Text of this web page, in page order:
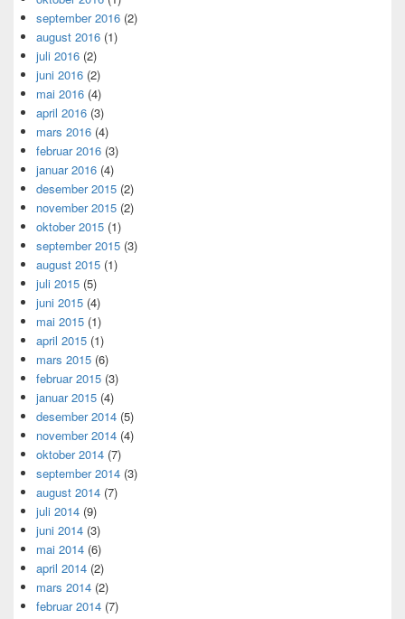
september 2016 (2)
august 2016 (1)
juli 2016 (2)
juni 2016 (2)
mai 2016 (4)
april 2016 (3)
mars 2016 (4)
februar 2016 (3)
januar 2016 (4)
desember 2015 (2)
november 2015 (2)
oktober 2015 (1)
september 2015 (3)
august 2015 (1)
juli 2015 (5)
juni 2015 (4)
mai 2015 (1)
april 2015 (1)
mars 2015 (6)
februar 2015 (3)
januar 2015 (4)
desember 2014 (5)
november 2014 (4)
oktober 2014 (7)
september 2014 (3)
august 2014 (7)
juli 2014 (9)
juni 2014 (3)
mai 2014 (6)
april 2014 (2)
mars 2014 (2)
februar 2014 (7)